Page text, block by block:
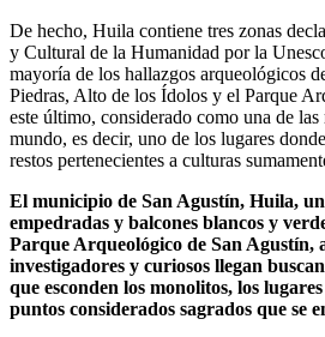
De hecho, Huila contiene tres zonas
y Cultural de la Humanidad por la
mayoría de los hallazgos arqueológicos
Piedras, Alto de los Ídolos y el Parque
este último, considerado como una de
mundo, es decir, uno de los lugares
restos pertenecientes a culturas
El municipio de San Agustín, Huila,
empedradas y balcones blancos y
Parque Arqueológico de San Agustín,
investigadores y curiosos llegan
que esconden los monolitos, los
puntos considerados sagrados que se